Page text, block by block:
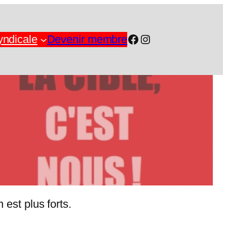
Devenir membreFacebook
Instagram
est plus forts.